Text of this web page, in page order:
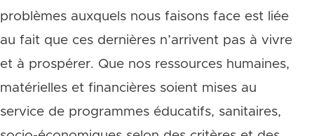
problèmes auxquels nous faisons face est liée
au fait que ces dernières n’arrivent pas à vivre
et à prospérer. Que nos ressources humaines,
matérielles et financières soient mises au
service de programmes éducatifs, sanitaires,